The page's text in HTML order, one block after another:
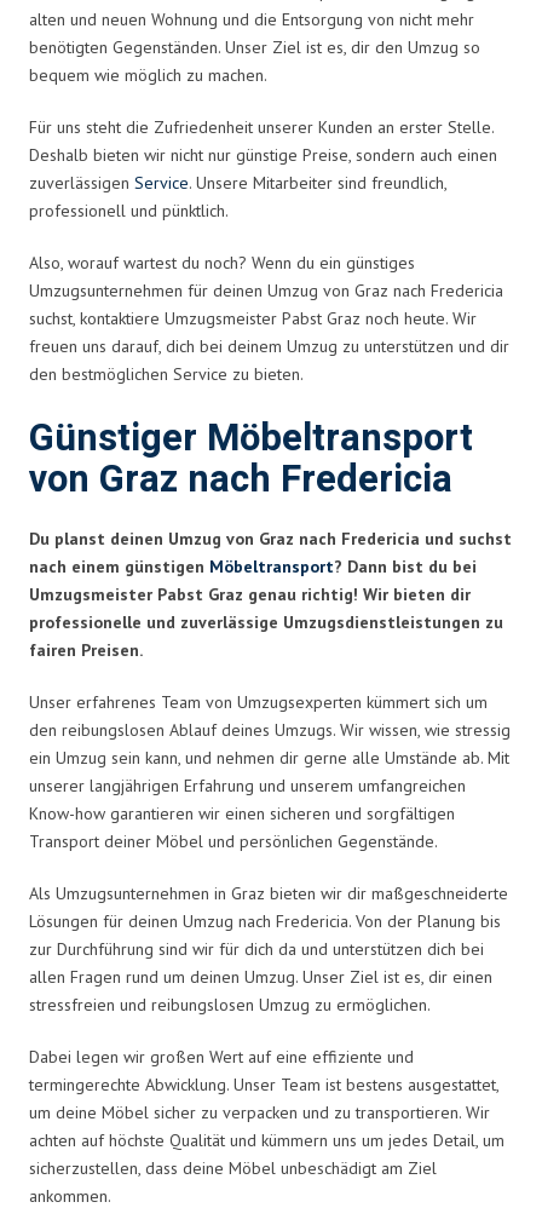
alten und neuen Wohnung und die Entsorgung von nicht mehr
benötigten Gegenständen. Unser Ziel ist es, dir den Umzug so
bequem wie möglich zu machen.
Für uns steht die Zufriedenheit unserer Kunden an erster Stelle.
Deshalb bieten wir nicht nur günstige Preise, sondern auch einen
zuverlässigen Service. Unsere Mitarbeiter sind freundlich,
professionell und pünktlich.
Also, worauf wartest du noch? Wenn du ein günstiges
Umzugsunternehmen für deinen Umzug von Graz nach Fredericia
suchst, kontaktiere Umzugsmeister Pabst Graz noch heute. Wir
freuen uns darauf, dich bei deinem Umzug zu unterstützen und dir
den bestmöglichen Service zu bieten.
Günstiger Möbeltransport
von Graz nach Fredericia
Du planst deinen Umzug von Graz nach Fredericia und suchst
nach einem günstigen Möbeltransport? Dann bist du bei
Umzugsmeister Pabst Graz genau richtig! Wir bieten dir
professionelle und zuverlässige Umzugsdienstleistungen zu
fairen Preisen.
Unser erfahrenes Team von Umzugsexperten kümmert sich um
den reibungslosen Ablauf deines Umzugs. Wir wissen, wie stressig
ein Umzug sein kann, und nehmen dir gerne alle Umstände ab. Mit
unserer langjährigen Erfahrung und unserem umfangreichen
Know-how garantieren wir einen sicheren und sorgfältigen
Transport deiner Möbel und persönlichen Gegenstände.
Als Umzugsunternehmen in Graz bieten wir dir maßgeschneiderte
Lösungen für deinen Umzug nach Fredericia. Von der Planung bis
zur Durchführung sind wir für dich da und unterstützen dich bei
allen Fragen rund um deinen Umzug. Unser Ziel ist es, dir einen
stressfreien und reibungslosen Umzug zu ermöglichen.
Dabei legen wir großen Wert auf eine effiziente und
termingerechte Abwicklung. Unser Team ist bestens ausgestattet,
um deine Möbel sicher zu verpacken und zu transportieren. Wir
achten auf höchste Qualität und kümmern uns um jedes Detail, um
sicherzustellen, dass deine Möbel unbeschädigt am Ziel
ankommen.